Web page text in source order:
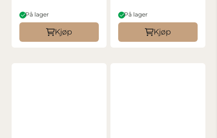
På lager
Kjøp
På lager
Kjøp